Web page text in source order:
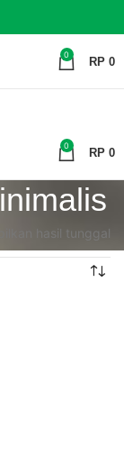
0 RP 0
0 RP 0
hasil tunggal